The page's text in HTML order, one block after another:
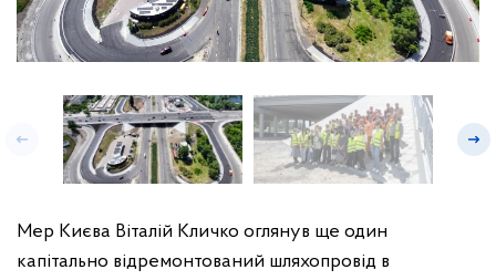
Мер Києва Віталій Кличко оглянув ще один
капітально відремонтований шляхопровід в